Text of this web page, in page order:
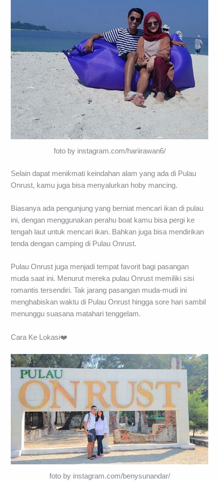
foto by instagram.com/hariirawan6/
Selain dapat menikmati keindahan alam yang ada di Pulau
Onrust, kamu juga bisa menyalurkan hoby mancing.
Biasanya ada pengunjung yang berniat mencari ikan di pulau
ini, dengan menggunakan perahu boat kamu bisa pergi ke
tengah laut untuk mencari ikan. Bahkan juga bisa mendirikan
tenda dengan camping di Pulau Onrust.
Pulau Onrust juga menjadi tempat favorit bagi pasangan
muda saat ini. Menurut mereka pulau Onrust memiliki sisi
romantis tersendiri. Tak jarang pasangan muda-mudi ini
menghabiskan waktu di Pulau Onrust hingga sore hari sambil
menunggu suasana matahari tenggelam.
Cara Ke Lokasi❤️
foto by instagram.com/benysunandar/